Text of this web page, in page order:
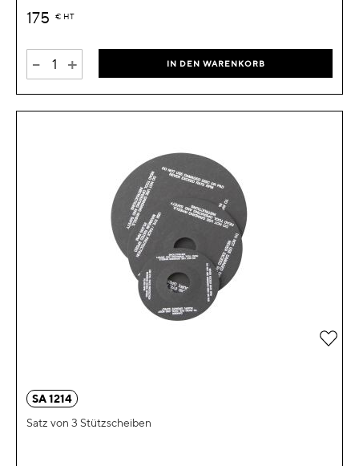
175 € HT
- + IN DEN WARENKORB
SA 1214
Satz von 3 Stützscheiben
Zur